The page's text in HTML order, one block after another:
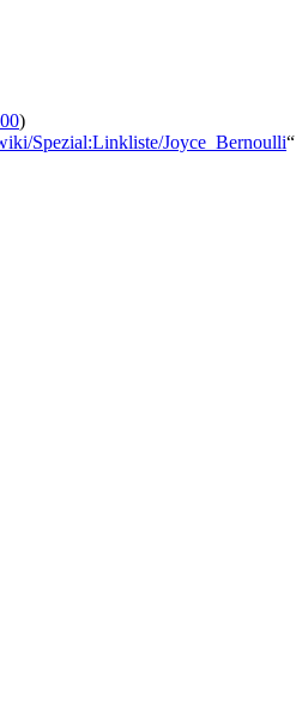
)
Spezial:Linkliste/Joyce_Bernoulli“